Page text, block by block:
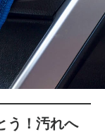
う！汚れへ